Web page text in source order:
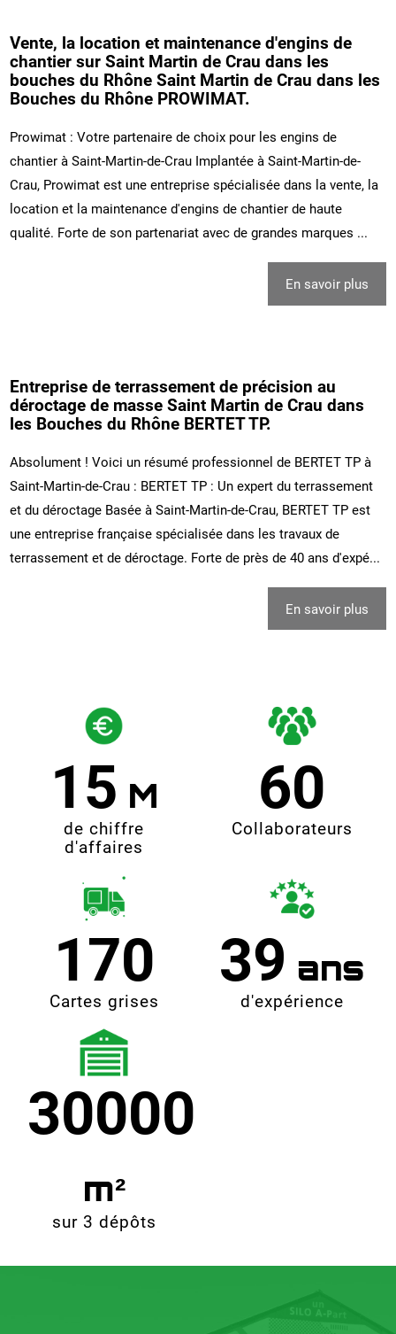
Vente, la location et maintenance d'engins de
chantier sur Saint Martin de Crau dans les
bouches du Rhône Saint Martin de Crau dans les
Bouches du Rhône PROWIMAT.
Prowimat : Votre partenaire de choix pour les engins de
chantier à Saint-Martin-de-Crau Implantée à Saint-Martin-de-
Crau, Prowimat est une entreprise spécialisée dans la vente, la
location et la maintenance d'engins de chantier de haute
qualité. Forte de son partenariat avec de grandes marques ...
En savoir plus
Entreprise de terrassement de précision au
déroctage de masse Saint Martin de Crau dans
les Bouches du Rhône BERTET TP.
Absolument ! Voici un résumé professionnel de BERTET TP à
Saint-Martin-de-Crau : BERTET TP : Un expert du terrassement
et du déroctage Basée à Saint-Martin-de-Crau, BERTET TP est
une entreprise française spécialisée dans les travaux de
terrassement et de déroctage. Forte de près de 40 ans d'expé...
En savoir plus
15
de chiffre
d'affaires
60
Collaborateurs
170
Cartes grises
39
d'expérience
30000
sur 3 dépôts